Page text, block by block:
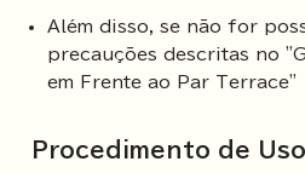
Além disso, se não for
precauções descritas no
em Frente ao Par Terrace"
Procedimento de Uso